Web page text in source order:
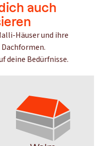
auch
Häuser und ihre
deine Bedürfnisse.